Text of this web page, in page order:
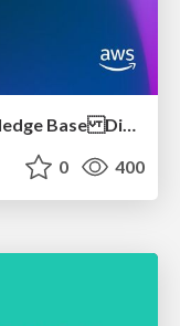
Amazon Bedrock Managed Knowledge Base Dive Deep
0 400